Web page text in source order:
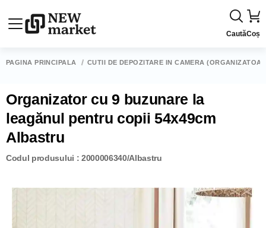
CautăCoș
PAGINA PRINCIPALĂ CUTII DE DEPOZITARE ÎN CAMERĂ
Organizator cu 9 buzunare la
leagănul pentru copii 54x49cm
Albastru
Codul produsului : 2000006340/Albastru